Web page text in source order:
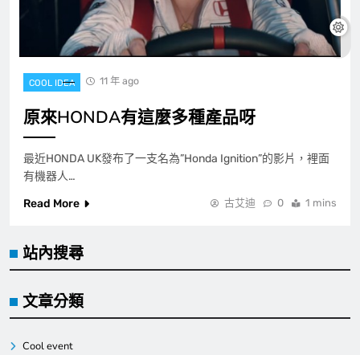
COOL IDEA 11 年 ago
原來HONDA有這麼多種產品呀
最近HONDA UK發布了一支名為”Honda Ignition”的影片，裡面
有機器人…
Read More
古艾迪 0 1 mins
站內搜尋
文章分類
Cool event